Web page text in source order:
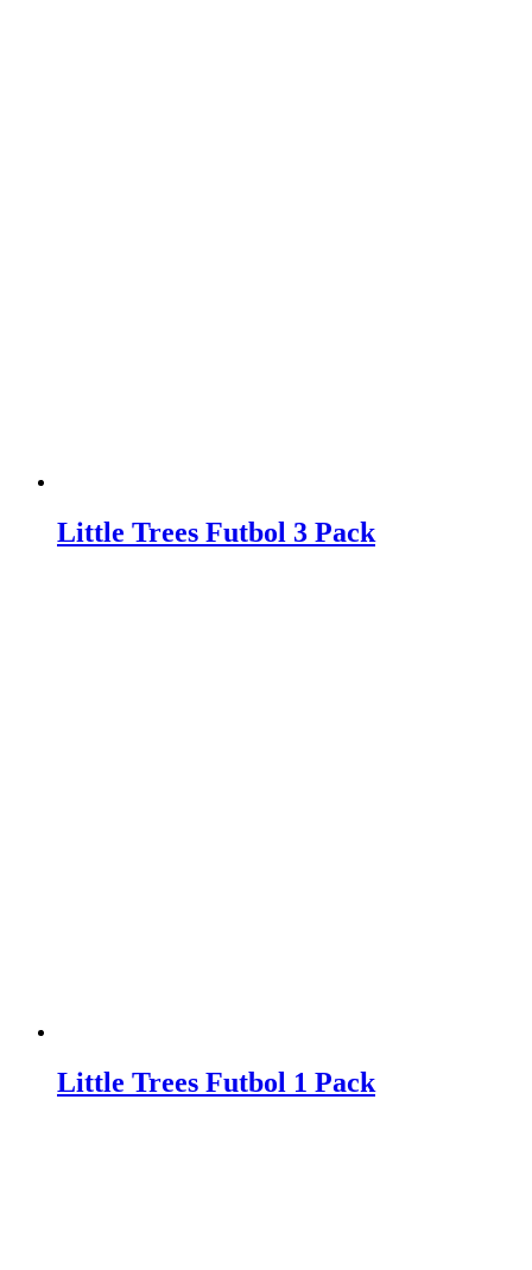
Little Trees Futbol 3 Pack
Little Trees Futbol 1 Pack